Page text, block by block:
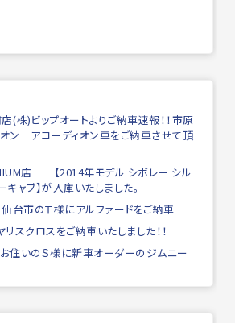
(株)ビップオートよりご納車速報！！市原
ン アコーディオン車をご納車させて頂
店 【2014年モデル シボレー シル
キャブ】が入庫いたしました。
台市のＴ様にアルファードをご納車
スクロスをご納車いたしました！！
住いのＳ様に新車オーダーのジムニー